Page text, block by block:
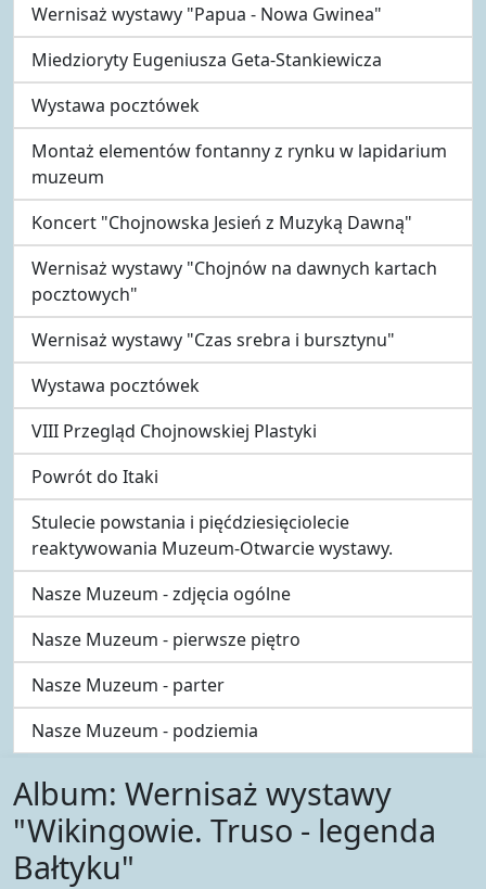
Wernisaż wystawy "Papua - Nowa Gwinea"
Miedzioryty Eugeniusza Geta-Stankiewicza
Wystawa pocztówek
Montaż elementów fontanny z rynku w lapidarium
muzeum
Koncert "Chojnowska Jesień z Muzyką Dawną"
Wernisaż wystawy "Chojnów na dawnych kartach
pocztowych"
Wernisaż wystawy "Czas srebra i bursztynu"
Wystawa pocztówek
VIII Przegląd Chojnowskiej Plastyki
Powrót do Itaki
Stulecie powstania i pięćdziesięciolecie
reaktywowania Muzeum-Otwarcie wystawy.
Nasze Muzeum - zdjęcia ogólne
Nasze Muzeum - pierwsze piętro
Nasze Muzeum - parter
Nasze Muzeum - podziemia
Album: Wernisaż wystawy
"Wikingowie. Truso - legenda
Bałtyku"